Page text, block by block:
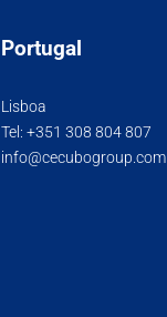
Portugal
Lisboa
Tel:+351 308 804 807
info@cecubogroup.com